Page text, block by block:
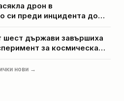
дрон в
си преди инцидента до
държави завършиха
за космическа
нови →